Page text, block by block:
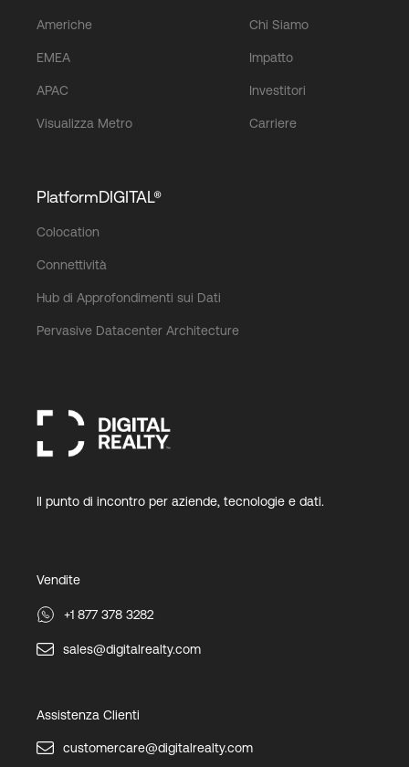
Americhe
EMEA
APAC
Visualizza Metro
Chi Siamo
Impatto
Investitori
Carriere
PlatformDIGITAL®
Colocation
Connettività
Hub di Approfondimenti sui Dati
Pervasive Datacenter Architecture
Il punto di incontro per aziende, tecnologie e dati.
Vendite
+1 877 378 3282
sales@digitalrealty.com
Assistenza Clienti
customercare@digitalrealty.com